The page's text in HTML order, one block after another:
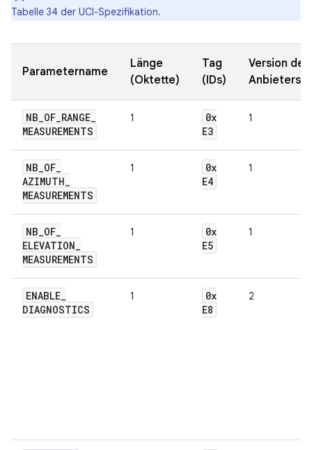
Tabelle 34 der UCI-Spezifikation.
Parametername
Länge
(Oktette)
Tag
(IDs)
Version der
NB_OF_RANGE_
MEASUREMENTS
1
0x
E3
1
NB_OF_
AZIMUTH_
MEASUREMENTS
1
0x
E4
1
NB_OF_
ELEVATION_
MEASUREMENTS
1
0x
E5
1
ENABLE_
DIAGNOSTICS
1
0x
E8
2